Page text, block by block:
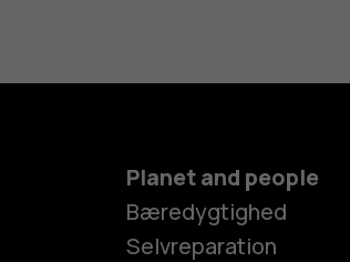
Planet and people
Bæredygtighed
Selvreparation